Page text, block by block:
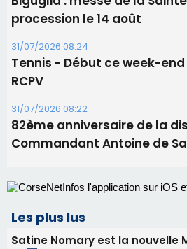
procession le 14 août
31/07/2026 08:24
Tennis - Début ce week-
RCPV
31/07/2026 08:22
82ème anniversaire de la
Commandant Antoine de
Les plus lus
Satine Nomary est la nouvelle